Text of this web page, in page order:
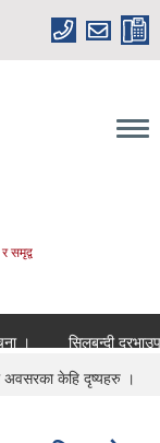
समृद्व
सिलबन्दी दरभाउपत्र
अवसरका केहि दृष्यहरु ।